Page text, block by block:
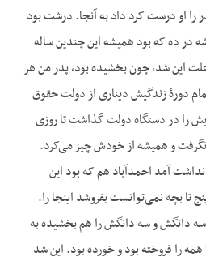
را او درست کرد داد به آنجا. درشت بود
در ده که بود همیشه این چندین ساله
این شد، چون بخشیده بود، پدر من هر
دورۀ زندگیش دیناری از دولت حقوق
را در دستگاه دولت گذاشت تا روزی
و همیشه از خودش چیز می‌‌‌‌کرد.
آمد احمدآباد هم که بود این
تا بچه نمی‌توانست بفروشد اینجا را.
دانگش و سه دانگش را هم بخشیده به
را فروخته بود و خورده بود. این شد